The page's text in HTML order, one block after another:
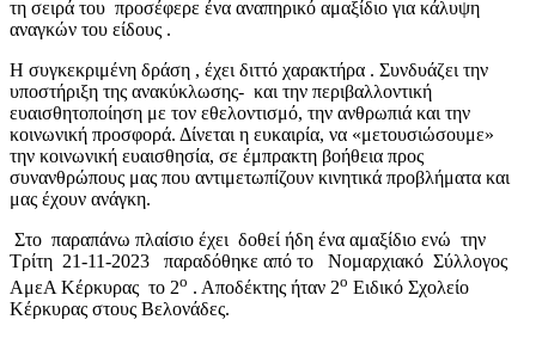
τη σειρά του προσέφερε ένα αναπηρικό αμαξίδιο για κάλυψη
αναγκών του είδους .
Η συγκεκριμένη δράση , έχει διττό χαρακτήρα . Συνδυάζει την
υποστήριξη της ανακύκλωσης- και την περιβαλλοντική
ευαισθητοποίηση με τον εθελοντισμό, την ανθρωπιά και την
κοινωνική προσφορά. Δίνεται η ευκαιρία, να «μετουσιώσουμε»
την κοινωνική ευαισθησία, σε έμπρακτη βοήθεια προς
συνανθρώπους μας που αντιμετωπίζουν κινητικά προβλήματα και
μας έχουν ανάγκη.
Στο παραπάνω πλαίσιο έχει δοθεί ήδη ένα αμαξίδιο ενώ την
Τρίτη 21-11-2023 παραδόθηκε από το Νομαρχιακό Σύλλογος
ΑμεΑ Κέρκυρας το 2ο . Αποδέκτης ήταν 2ο Ειδικό Σχολείο
Κέρκυρας στους Βελονάδες.